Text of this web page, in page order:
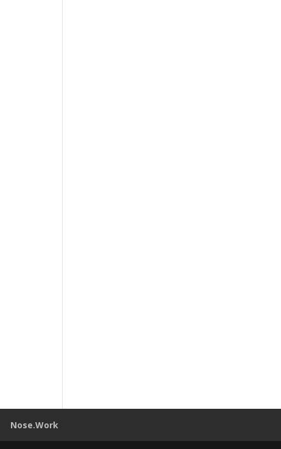
Nose.Work